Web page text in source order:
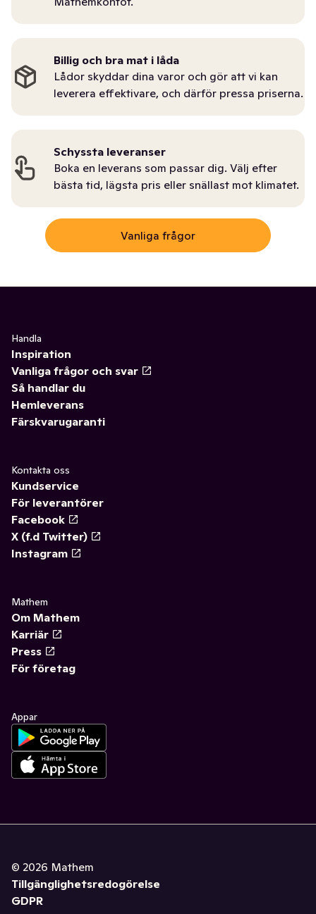
Billig och bra mat i låda
Lådor skyddar dina varor och gör att vi kan
leverera effektivare, och därför pressa priserna.
Schyssta leveranser
Boka en leverans som passar dig. Välj efter
bästa tid, lägsta pris eller snällast mot klimatet.
Vanliga frågor
Handla
Inspiration
Vanliga frågor och svar
Så handlar du
Hemleverans
Färskvarugaranti
Kontakta oss
Kundservice
För leverantörer
Facebook
X (f.d Twitter)
Instagram
Mathem
Om Mathem
Karriär
Press
För företag
Appar
© 2026 Mathem
Tillgänglighetsredogörelse
GDPR